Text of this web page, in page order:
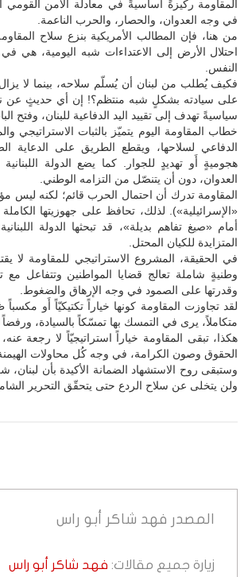
المقاومة ركيزةً أَساسيةً في معادلة الأمن القومي
في وجه العدوان، والحصار، والحرب الناعمة.
من هنا، فإن المطالب الأمريكية بنزع سلاح
احتلال الأرض إلى الاعتداءات شبه اليومية،
النفس.
فكيف يُطلب من لبنان أن يُسلّم سلاحه، بينما لا
على سيادته بشكلٍ شبه منتظم؟! إن أي حديثٍ عن
سياسيةً تهدف إلى تقييد اليد الدفاعية للبنان، وفتح
خطاب المقاومة اليوم يتميّز بالثبات الاستراتيجي
الدفاعي لسلاحها، ويقطع الطريق على الدعاية
هجوميةٍ أَو تهديدٍ للجوار. كما يضع الدولة
العدوان، دون أن يتنصّل من التزامه الوطني.
المقاومة تدرك أن احتمال الحرب قائم؛ لكنه ليس
«الإسرائيلية»). لذلك، تحافظ على جهوزيتها
أمام «صيغ تفاهم بديلة»، قد تبحثها الدولة
المتزايدة للكيان المحتل.
في الحقيقة، المشروع الاستراتيجي للمقاومة
وطنيةٍ شاملة تعالج قضايا المواطنين وتتفاعل مع
وقدرتها على الصمود في وجه الإرهاق والضغوط.
لقد تجاوزت المقاومة كونها خياراً تكتيكيّاً أَو
متكاملاً، يرى في التمسك بها تمسّكاً بالسيادة،
هكذا، تبقى المقاومة خياراً استراتيجيّاً لا رجعة
الحقوق وصون الكرامة، في وجه كُل محاولات
وستبقى روح الاستشهاد الضمانة الأكيدة بأن لبنان،
ولن يتخلى عن سلاح الردع حتى يتحقّق التحرير
المصدر فهد شاكر أبو راس
زيارة جميع مقالات: فهد شاكر أبو راس